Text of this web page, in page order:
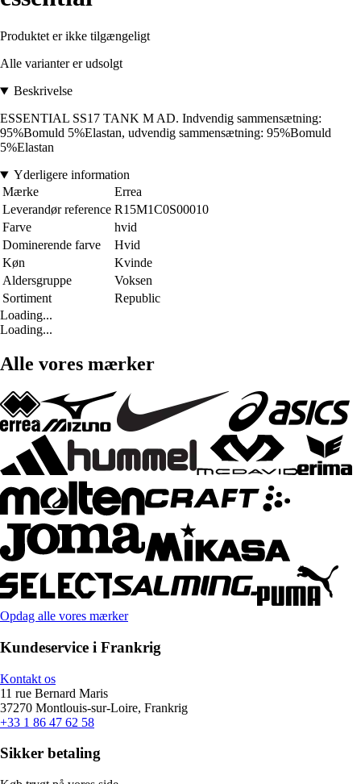
Produktet er ikke tilgængeligt
Alle varianter er udsolgt
Beskrivelse
ESSENTIAL SS17 TANK M AD. Indvendig sammensætning:
95%Bomuld 5%Elastan, udvendig sammensætning: 95%Bomuld
5%Elastan
Yderligere information
Mærke
Errea
Leverandør reference R15M1C0S00010
Farve
hvid
Dominerende farve
Hvid
Køn
Kvinde
Aldersgruppe
Voksen
Sortiment
Republic
Loading...
Loading...
Alle vores mærker
Opdag alle vores mærker
Kundeservice i Frankrig
Kontakt os
11 rue Bernard Maris
37270 Montlouis-sur-Loire, Frankrig
+33 1 86 47 62 58
Sikker betaling